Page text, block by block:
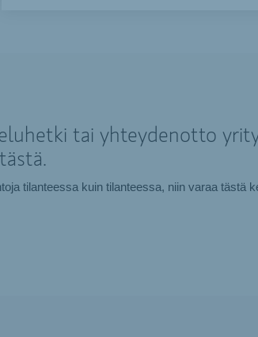
tai yhteydenotto
tilanteessa kuin tilanteessa, niin varaa